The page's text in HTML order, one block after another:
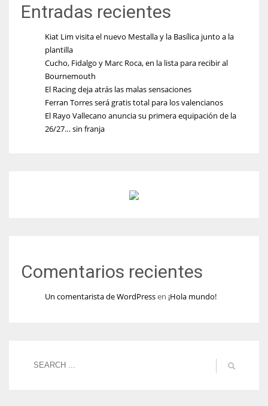
Entradas recientes
Kiat Lim visita el nuevo Mestalla y la Basílica junto a la
plantilla
Cucho, Fidalgo y Marc Roca, en la lista para recibir al
Bournemouth
El Racing deja atrás las malas sensaciones
Ferran Torres será gratis total para los valencianos
El Rayo Vallecano anuncia su primera equipación de la
26/27… sin franja
Comentarios recientes
Un comentarista de WordPressen ¡Hola mundo!